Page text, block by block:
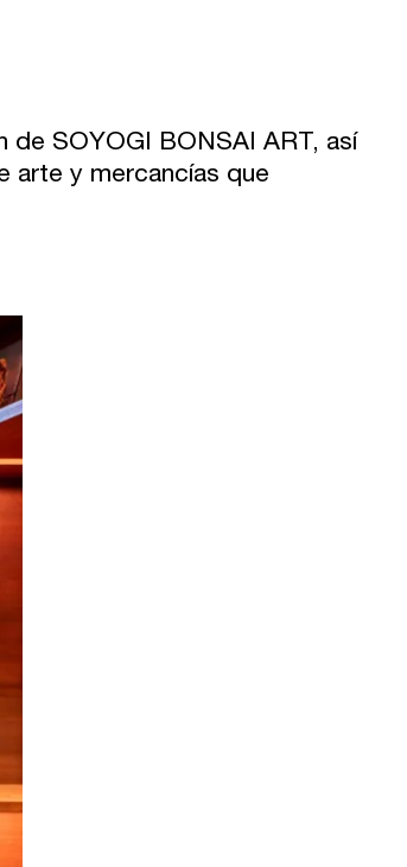
SOYOGI BONSAI ART, así
arte y mercancías que